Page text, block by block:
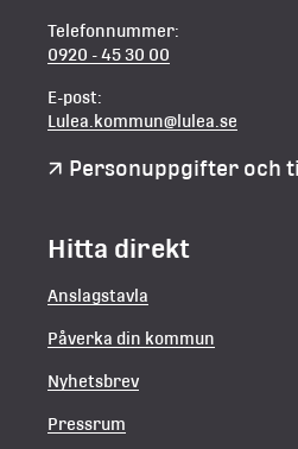
Telefonnummer:
0920 - 45 30 00
E-post:
Lulea.kommun@lulea.se
Personuppgifter och
Hitta direkt
Anslagstavla
Påverka din kommun
Nyhetsbrev
Pressrum